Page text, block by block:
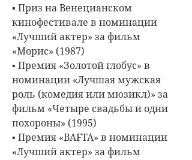
▪ Приз на Венецианском
кинофестивале в номинации
«Лучший актер» за фильм
«Морис» (1987)
▪ Премия «Золотой глобус» в
номинации «Лучшая мужская
роль (комедия или мюзикл)» за
фильм «Четыре свадьбы и одни
похороны» (1995)
▪ Премия «BAFTA» в номинации
«Лучший актер» за фильм